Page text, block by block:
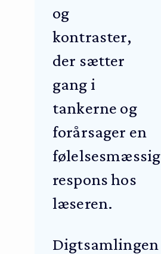
og
kontraster,
der sætter
gang i
tankerne og
forårsager en
følelsesmæssig
respons hos
læseren.
Digtsamlingen